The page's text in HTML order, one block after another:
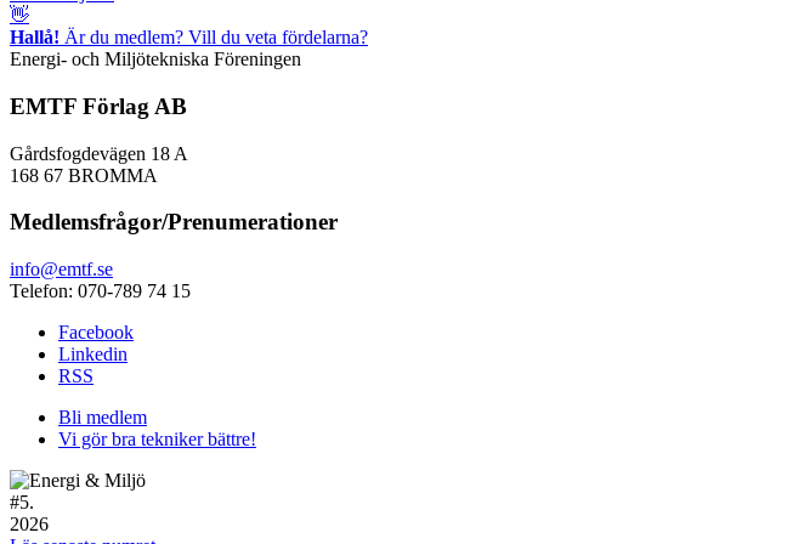
👋
Hallå! Är du medlem? Vill du veta fördelarna?
Energi- och Miljötekniska Föreningen
EMTF Förlag AB
Gårdsfogdevägen 18 A
168 67 BROMMA
Medlemsfrågor/Prenumerationer
info@emtf.se
Telefon: 070-789 74 15
Facebook
Linkedin
RSS
Bli medlem
Vi gör bra tekniker bättre!
#5.
2026